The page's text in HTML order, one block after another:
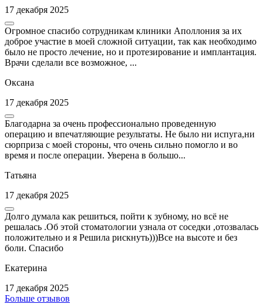
17 декабря 2025
Огромное спасибо сотрудникам клиники Аполлония за их
доброе участие в моей сложной ситуации, так как необходимо
было не просто лечение, но и протезирование и имплантация.
Врачи сделали все возможное, ...
Оксана
17 декабря 2025
Благодарна за очень профессионально проведенную
операцию и впечатляющие результаты. Не было ни испуга,ни
сюрприза с моей стороны, что очень сильно помогло и во
время и после операции. Уверена в большо...
Татьяна
17 декабря 2025
Долго думала как решиться, пойти к зубному, но всё не
решалась .Об этой стоматологии узнала от соседки ,отозвалась
положительно и я Решила рискнуть)))Все на высоте и без
боли. Спасибо
Екатерина
17 декабря 2025
Больше отзывов